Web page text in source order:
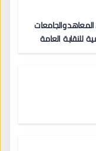
المعاهد والجامعات
للنقابة العامة